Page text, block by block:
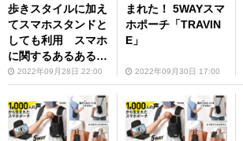
歩きスタイルに加え
てスマホスタンドと
しても利用 スマホ
に関するあるあるな
お悩みを解決するス
マホポーチ「TRAVI
NE」
2022年09月28日 22:00
まれた！ 5WAYスマ
ホポーチ「TRAVIN
E」
2022年09月30日 17:00